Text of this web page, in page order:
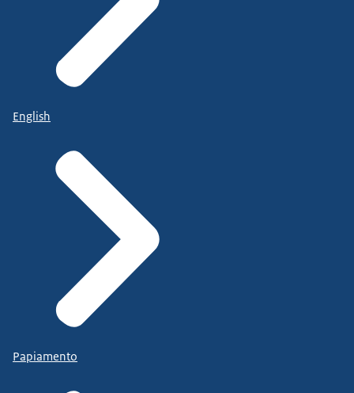
English
Papiamento